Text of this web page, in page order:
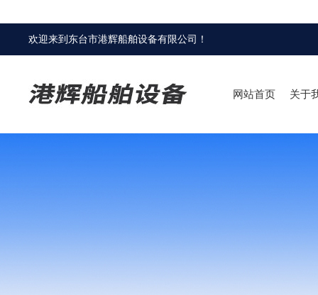
欢迎来到 东台市港辉船舶设备有限公司 ！
网站首页 关于